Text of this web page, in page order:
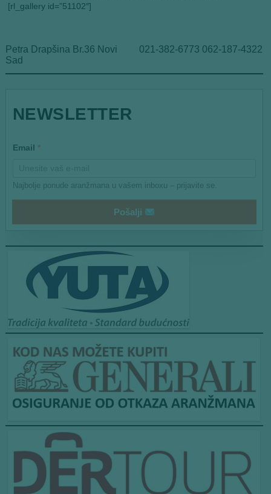
[rl_gallery id=”51102″]
Petra Drapšina Br.36 Novi
Sad
021-382-6773 062-187-4322
NEWSLETTER
*Email *
Najbolje ponude aranžmana u vašem inboxu – prijavite se.
Pošalji